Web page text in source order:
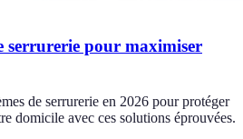
serrurerie pour maximiser
de serrurerie en 2026 pour protéger
domicile avec ces solutions éprouvées.